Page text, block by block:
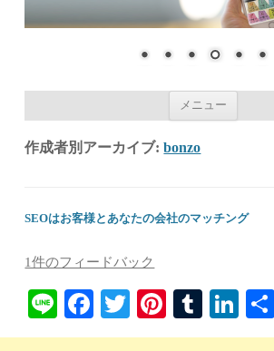
メニュー
作成者別アーカイブ:bonzo
SEOはお客様とあなたの会社のマッチング
1件のフィードバック
Li
ne
Fa
ce
T
wi
Pi
nt
T
u
Li
nk